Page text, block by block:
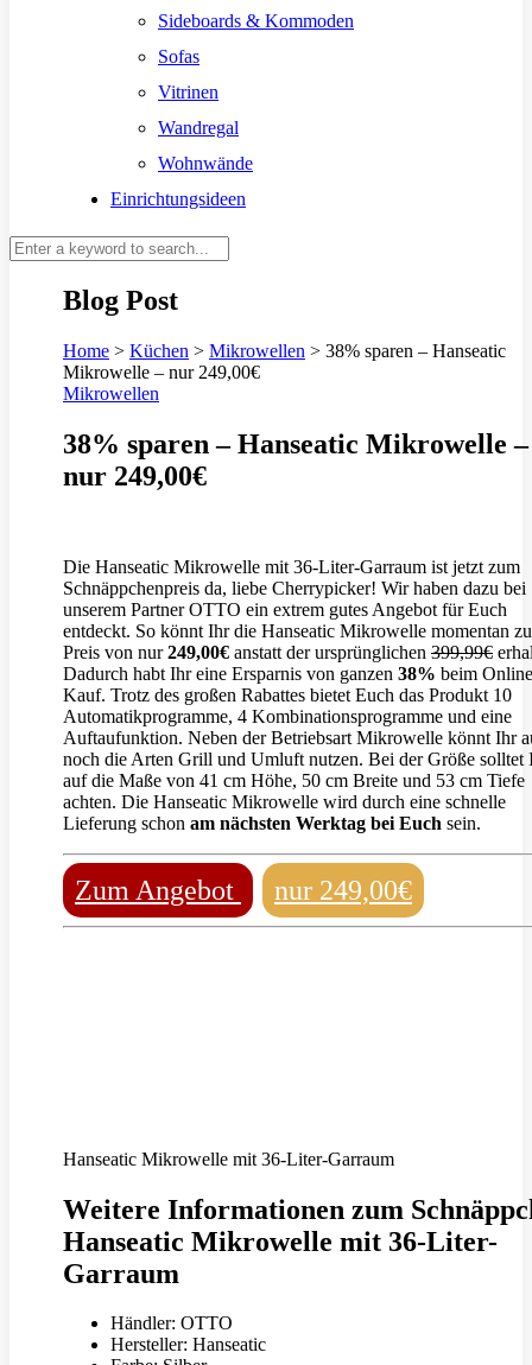
Sideboards & Kommoden
Sofas
Vitrinen
Wandregal
Wohnwände
Einrichtungsideen
Blog Post
Home > Küchen > Mikrowellen > 38% sparen – Hanseatic
Mikrowelle – nur 249,00€
Mikrowellen
38% sparen – Hanseatic Mikrowelle –
nur 249,00€
Die Hanseatic Mikrowelle mit 36-Liter-Garraum ist jetzt zum
Schnäppchenpreis da, liebe Cherrypicker! Wir haben dazu bei
unserem Partner OTTO ein extrem gutes Angebot für Euch
entdeckt. So könnt Ihr die Hanseatic Mikrowelle momentan
Preis von nur249,00€ anstatt der ursprünglichen 399,99€
Dadurch habt Ihr eine Ersparnis von ganzen 38% beim Online
Kauf. Trotz des großen Rabattes bietet Euch das Produkt 10
Automatikprogramme, 4 Kombinationsprogramme und eine
Auftaufunktion. Neben der Betriebsart Mikrowelle könnt Ihr
noch die Arten Grill und Umluft nutzen. Bei der Größe solltet
auf die Maße von 41 cm Höhe, 50 cm Breite und 53 cm Tiefe
achten. Die Hanseatic Mikrowelle wird durch eine schnelle
Lieferung schon am nächsten Werktag bei Euch sein.
Zum Angebot nur 249,00€
Hanseatic Mikrowelle mit 36-Liter-Garraum
Weitere Informationen zum
Hanseatic Mikrowelle mit 36-Liter-
Garraum
Händler: OTTO
Hersteller: Hanseatic